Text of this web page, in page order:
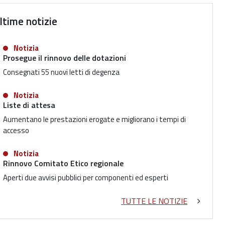
notizie
Notizia
Prosegue il rinnovo delle dotazioni
Consegnati 55 nuovi letti di degenza
Notizia
Liste di attesa
Aumentano le prestazioni erogate e migliorano i tempi di
accesso
Notizia
Rinnovo Comitato Etico regionale
Aperti due avvisi pubblici per componenti ed esperti
TUTTE LE NOTIZIE